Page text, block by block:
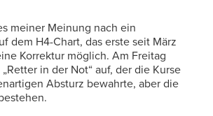
meiner Meinung nach ein
dem H4-Chart, das erste seit März
Korrektur möglich. Am Freitag
in der Not“ auf, der die Kurse
Absturz bewahrte, aber die